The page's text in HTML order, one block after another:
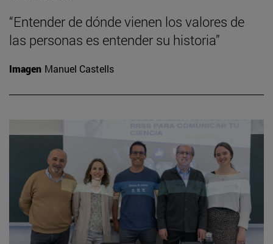
“Entender de dónde vienen los valores de
las personas es entender su historia”
Imagen Manuel Castells